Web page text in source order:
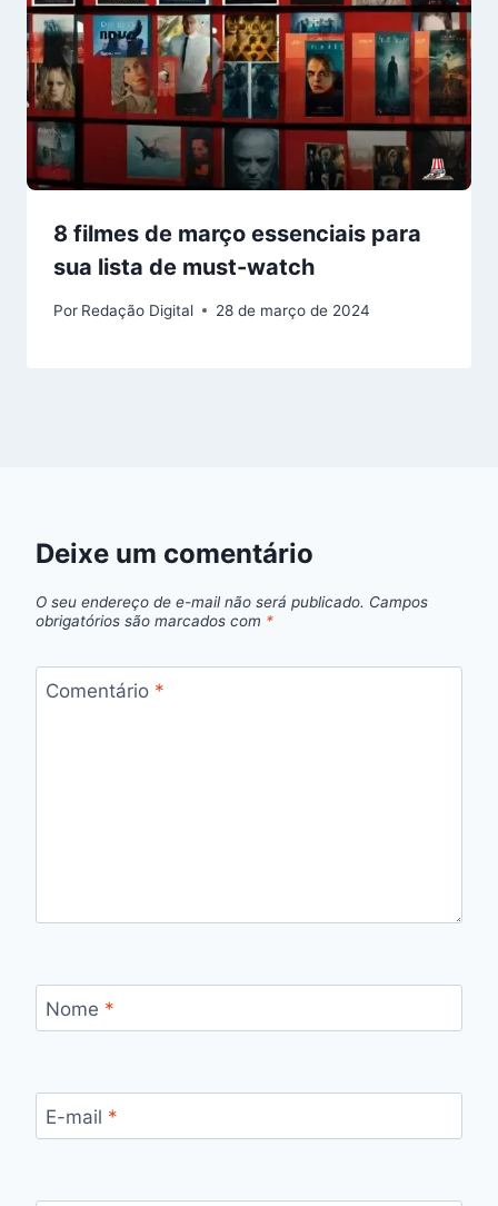
8 filmes de março essenciais para
sua lista de must-watch
Por Redação Digital 28 de março de 2024
Deixe um comentário
O seu endereço de e-mail não será publicado. Campos
obrigatórios são marcados com *
Comentário *
Nome *
E-mail *